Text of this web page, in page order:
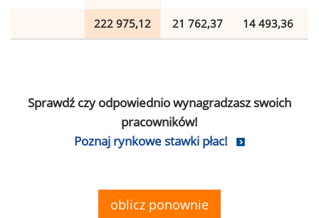
222 975,12 21 762,37 14 493,36
Sprawdź czy odpowiednio wynagradzasz swoich
pracowników!
Poznaj rynkowe stawki płac!
oblicz ponownie